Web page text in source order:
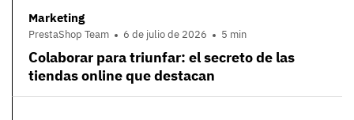
Marketing
PrestaShop Team 6 de julio de 2026 5 min
Colaborar para triunfar: el secreto de las
tiendas online que destacan